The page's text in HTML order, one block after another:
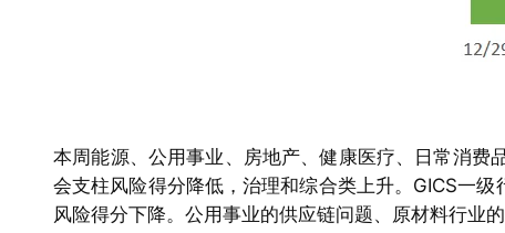
本周能源、公用事业、房地产、健康医疗、日常消费
会支柱风险得分降低，治理和综合类上升。GICS一
风险得分下降。公用事业的供应链问题、原材料行业